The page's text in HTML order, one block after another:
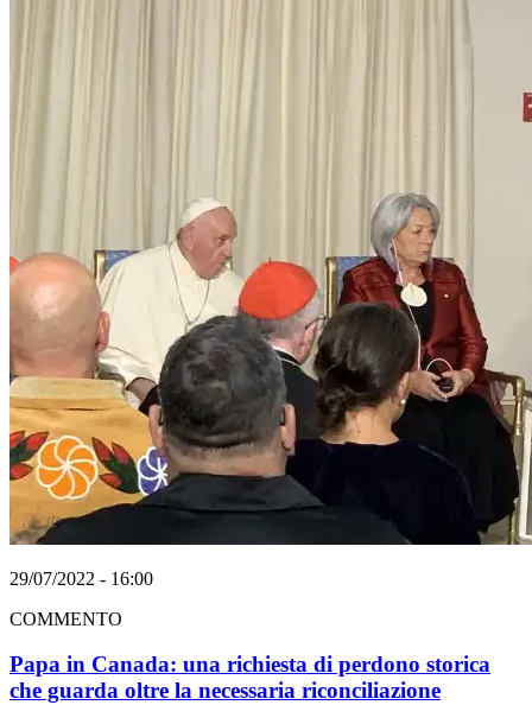
29/07/2022 - 16:00
COMMENTO
Papa in Canada: una richiesta di perdono storica
che guarda oltre la necessaria riconciliazione